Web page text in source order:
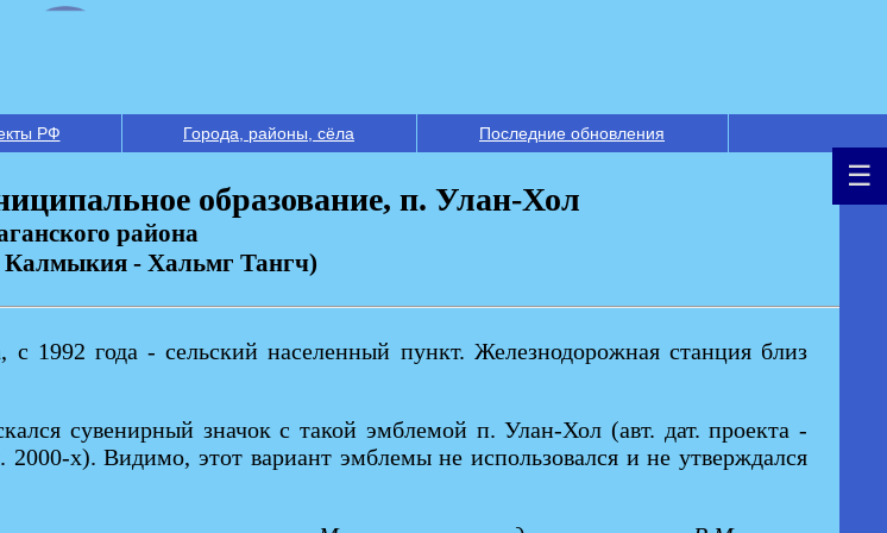
РФ Города, районы, сёла Последние обновления
образование, п. Улан-Хол
района
Калмыкия - Хальмг Тангч)
1992 года - сельский населенный пункт. Железнодорожная станция близ
сувенирный значок с такой эмблемой п. Улан-Хол (авт. дат. проекта -
2000-х). Видимо, этот вариант эмблемы не использовался и не утверждался